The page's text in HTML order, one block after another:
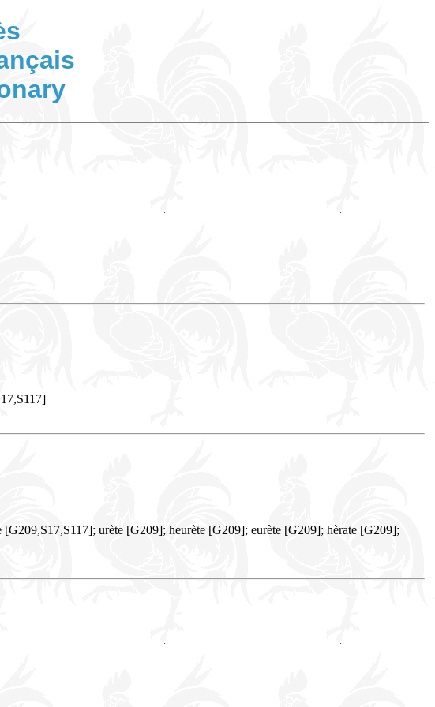
urète [G209]; heurète [G209]; eurète [G209]; hèrate [G209];